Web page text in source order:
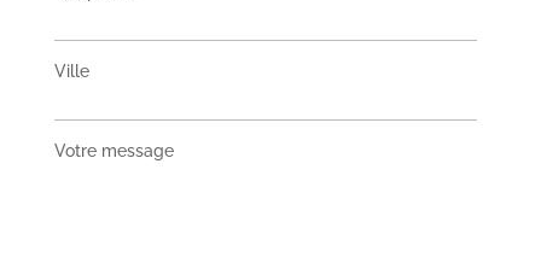
Ville
Votre message